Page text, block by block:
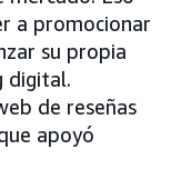
a promocionar
su propia
digital.
de reseñas
apoyó